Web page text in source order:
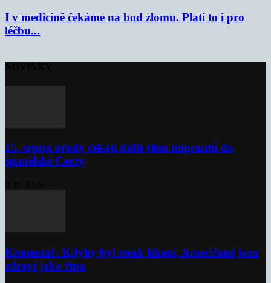
I v medicíně čekáme na bod zlomu. Platí to i pro
léčbu...
15. srpna úřady čekají další vlnu migrantů do
španělské Ceuty
Komentář: Kdyby byl steak lékem, Američané jsou
zdraví jako řípa